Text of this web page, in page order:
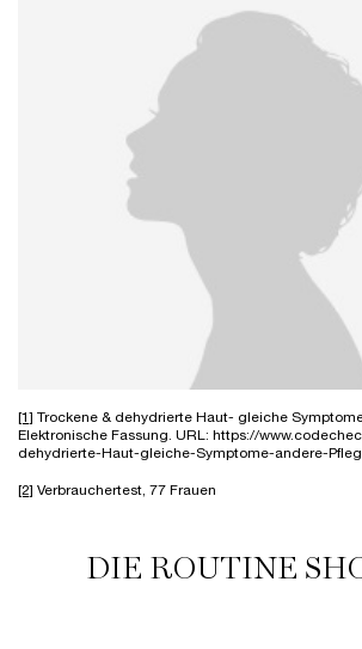
[1] Trockene & dehydrierte Haut- gleiche
Elektronische Fassung. URL: https://
dehydrierte-Haut-gleiche-Symptome-andere-
[2] Verbrauchertest, 77 Frauen
DIE ROUTINE